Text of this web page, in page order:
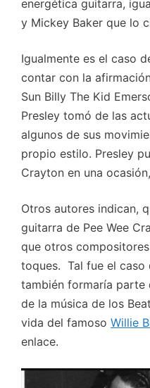
energética guitarra,
y Mickey Baker que lo
Igualmente es el caso
contar con la
Sun Billy The Kid
Presley tomó de las
algunos de sus
propio estilo. Presley
Crayton en una
Otros autores indican,
guitarra de Pee Wee
que otros
toques. Tal fue el caso
también formaría parte
de la música de los
vida del famoso Willie
enlace.